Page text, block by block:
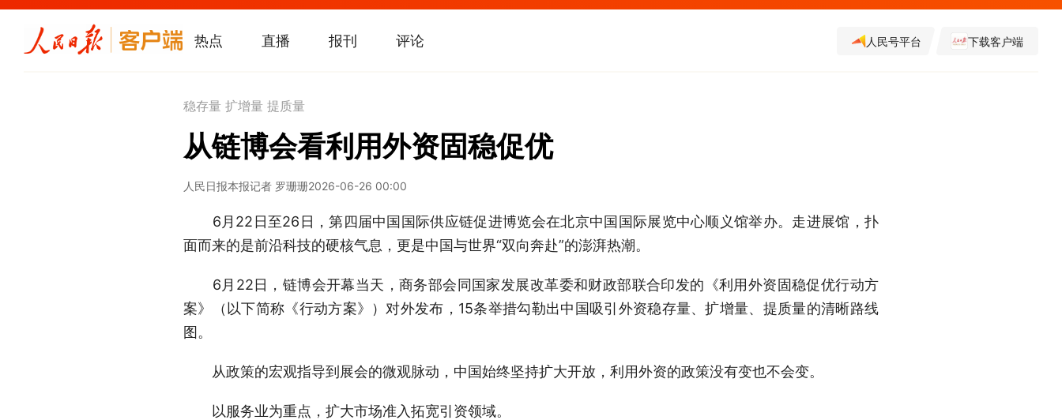
热点 直播 报刊 评论 人民号平台 下载客户端
稳存量 扩增量 提质量
从链博会看利用外资固稳促优
人民日报本报记者 罗珊珊2026-06-26 00:00
6月22日至26日，第四届中国国际供应链促进博览会在北京中国国际展览中心顺义馆举办。走进展馆，扑
面而来的是前沿科技的硬核气息，更是中国与世界“双向奔赴”的澎湃热潮。
6月22日，链博会开幕当天，商务部会同国家发展改革委和财政部联合印发的《利用外资固稳促优行动方
案》（以下简称《行动方案》）对外发布，15条举措勾勒出中国吸引外资稳存量、扩增量、提质量的清晰路线
图。
从政策的宏观指导到展会的微观脉动，中国始终坚持扩大开放，利用外资的政策没有变也不会变。
以服务业为重点，扩大市场准入拓宽引资领域。